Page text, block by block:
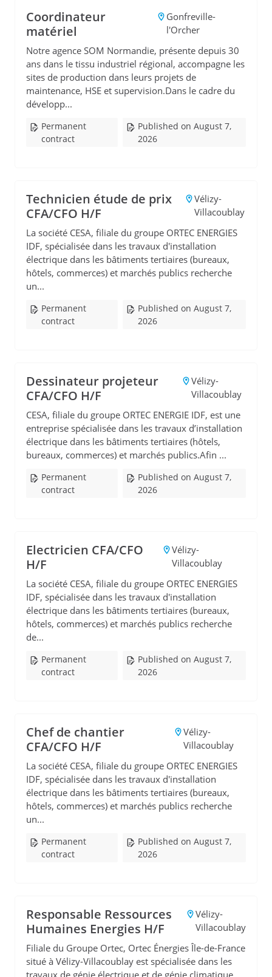
Coordinateur
matériel
Gonfreville-
l'Orcher
Notre agence SOM Normandie, présente depuis 30
ans dans le tissu industriel régional, accompagne les
sites de production dans leurs projets de
maintenance, HSE et supervision.Dans le cadre du
développ...
Permanent
contract
Published on August 7,
2026
Technicien étude de prix
CFA/CFO H/F
Vélizy-
Villacoublay
La société CESA, filiale du groupe ORTEC ENERGIES
IDF, spécialisée dans les travaux d'installation
électrique dans les bâtiments tertiaires (bureaux,
hôtels, commerces) et marchés publics recherche
un...
Permanent
contract
Published on August 7,
2026
Dessinateur projeteur
CFA/CFO H/F
Vélizy-
Villacoublay
CESA, filiale du groupe ORTEC ENERGIE IDF, est une
entreprise spécialisée dans les travaux d’installation
électrique dans les bâtiments tertiaires (hôtels,
bureaux, commerces) et marchés publics.Afin ...
Permanent
contract
Published on August 7,
2026
Electricien CFA/CFO
H/F
Vélizy-
Villacoublay
La société CESA, filiale du groupe ORTEC ENERGIES
IDF, spécialisée dans les travaux d'installation
électrique dans les bâtiments tertiaires (bureaux,
hôtels, commerces) et marchés publics recherche
de...
Permanent
contract
Published on August 7,
2026
Chef de chantier
CFA/CFO H/F
Vélizy-
Villacoublay
La société CESA, filiale du groupe ORTEC ENERGIES
IDF, spécialisée dans les travaux d'installation
électrique dans les bâtiments tertiaires (bureaux,
hôtels, commerces) et marchés publics recherche
un...
Permanent
contract
Published on August 7,
2026
Responsable Ressources
Humaines Energies H/F
Vélizy-
Villacoublay
Filiale du Groupe Ortec, Ortec Énergies Île-de-France
situé à Vélizy-Villacoublay est spécialisée dans les
travaux de génie électrique et de génie climatique